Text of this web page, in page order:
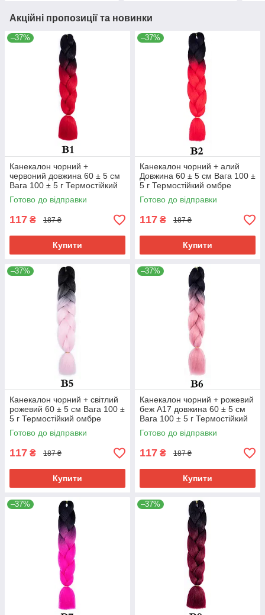
Акційні пропозиції та новинки
–37%
Канекалон чорний +
червоний довжина 60 ± 5 см
Вага 100 ± 5 г Термостійкий
омбре двокольоровий коса
Jumbo Braid
Готово до відправки
117 ₴ 187 ₴
Купити
–37%
Канекалон чорний + алий
Довжина 60 ± 5 см Вага 100 ±
5 г Термостійкий омбре
двокольоровий коса Jumbo
Braid В2
Готово до відправки
117 ₴ 187 ₴
Купити
–37%
Канекалон чорний + світлий
рожевий 60 ± 5 см Вага 100 ±
5 г Термостійкий омбре
двоколірний коса Jumbo
Braid В5
Готово до відправки
117 ₴ 187 ₴
Купити
–37%
Канекалон чорний + рожевий
беж А17 довжина 60 ± 5 см
Вага 100 ± 5 г Термостійкий
омбре двокольоровий коса
Jumbo
Готово до відправки
117 ₴ 187 ₴
Купити
–37% –37%